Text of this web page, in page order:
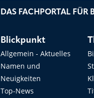
DAS FACHPORTAL
Blickpunkt
Allgemein - Aktuelles
Namen und
Neuigkeiten
Top-News